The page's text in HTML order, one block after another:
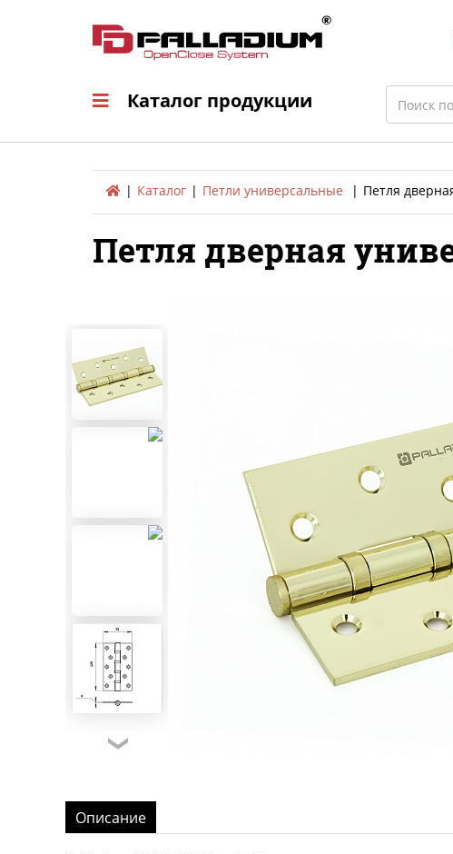
Каталог продукции
Каталог продукции Search
Каталог Петли универсальные Петля
Петля дверная
Описание